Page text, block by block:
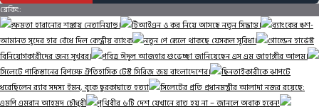
ব্রেকিং:
ক্ষমতা হারানোর শঙ্কায় নেতানিয়াহু।
টিআইএন ও কর নিয়ে আসছে নতুন সিদ্ধান্ত।
ব্যাংকের ঋণ-
আমানত সুদের হার বেঁধে দিল কেন্দ্রীয় ব্যাংক
নতুন পে স্কেলে থাকছে যেসকল সুবিধা।
গোল্ডেন হার্ভেস্ট
বিনিয়োগকারীদের জন্য সুখবর।
পবিত্র ঈদুল আজহার শুভেচ্ছা জানিয়েছেন এস এম জাহাঙ্গীর আলম।
সিলেটে পাকিস্তানের বিপক্ষে ঐতিহাসিক টেস্ট সিরিজ জয় বাংলাদেশের।
ছিনতাইকারীকে ঝাপটে
ধরেছিলেন র‌্যাব সদস্য ইমন, বুকে ছুরকাঘাতে হত্যা
সিলেটের প্রতি প্রধানমন্ত্রীর আলাদা নজর রয়েছে:
এমপি এমরান আহমদ চৌধুরী
পৃথিবীর ৬টি দেশ যেখানে রাত হয় না – জানলে অবাক হবেন!